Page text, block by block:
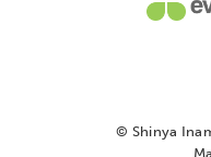
© Shinya